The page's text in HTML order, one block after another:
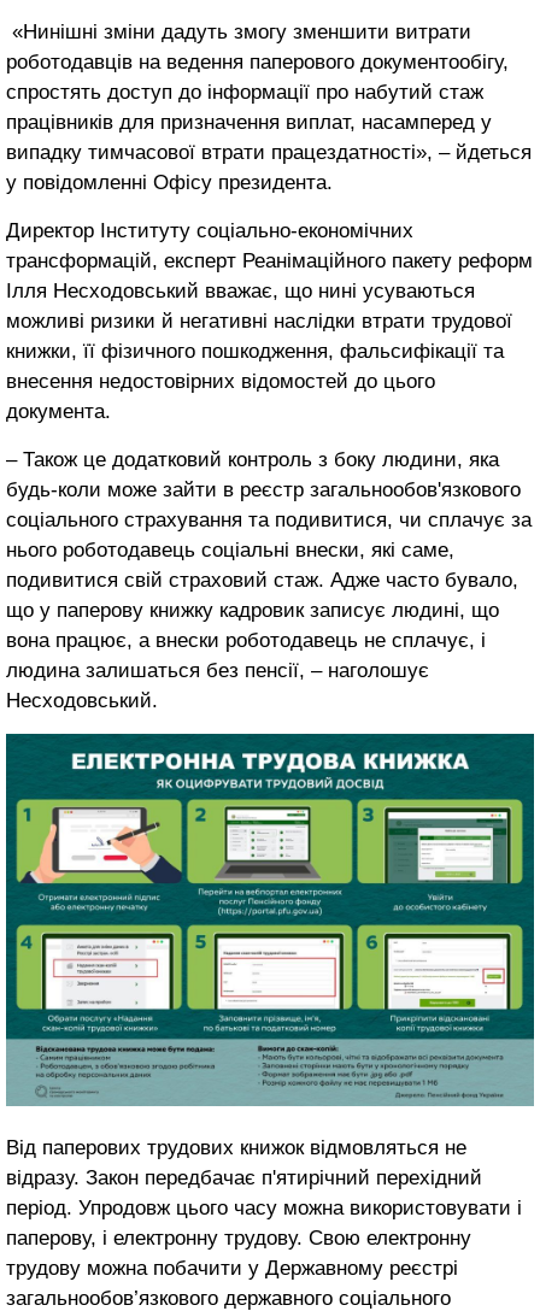
«Нинішні зміни дадуть змогу зменшити витрати
роботодавців на ведення паперового документообігу,
спростять доступ до інформації про набутий стаж
працівників для призначення виплат, насамперед у
випадку тимчасової втрати працездатності», – йдеться
у повідомленні Офісу президента.
Директор Інституту соціально-економічних
трансформацій, експерт Реанімаційного пакету реформ
Ілля Несходовський вважає, що нині усуваються
можливі ризики й негативні наслідки втрати трудової
книжки, її фізичного пошкодження, фальсифікації та
внесення недостовірних відомостей до цього
документа.
– Також це додатковий контроль з боку людини, яка
будь-коли може зайти в реєстр загальнообов'язкового
соціального страхування та подивитися, чи сплачує за
нього роботодавець соціальні внески, які саме,
подивитися свій страховий стаж. Адже часто бувало,
що у паперову книжку кадровик записує людині, що
вона працює, а внески роботодавець не сплачує, і
людина залишаться без пенсії, – наголошує
Несходовський.
Від паперових трудових книжок відмовляться не
відразу. Закон передбачає п'ятирічний перехідний
період. Упродовж цього часу можна використовувати і
паперову, і електронну трудову. Свою електронну
трудову можна побачити у Державному реєстрі
загальнообов’язкового державного соціального